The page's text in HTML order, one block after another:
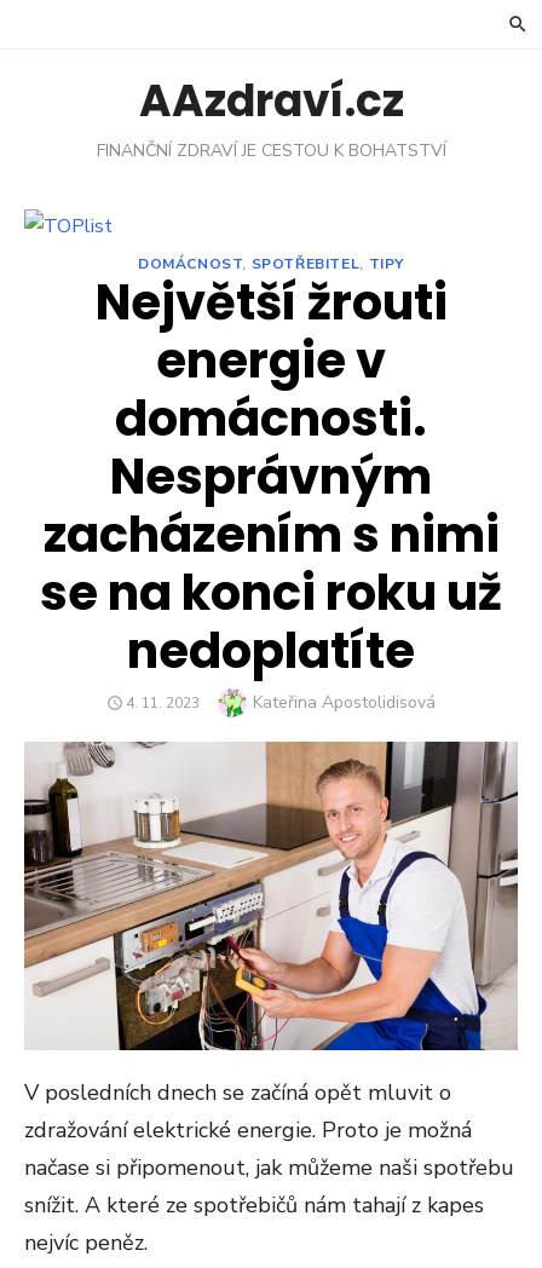
AAzdraví.cz
FINANČNÍ ZDRAVÍ JE CESTOU K BOHATSTVÍ
DOMÁCNOST, SPOTŘEBITEL, TIPY
Největší žrouti
energie v
domácnosti.
Nesprávným
zacházením s nimi
se na konci roku už
nedoplatíte
POSTED
4. 11. 2023 Author
Kateřina Apostolidisová
V posledních dnech se začíná opět mluvit o
zdražování elektrické energie. Proto je možná
načase si připomenout, jak můžeme naši spotřebu
snížit. A které ze spotřebičů nám tahají z kapes
nejvíc peněz.